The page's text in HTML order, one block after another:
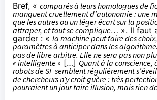
Bref, « comparés à leurs homologues de
manquent cruellement d’autonomie : une
que les autres ou un léger écart sur la
attraper, et tout se complique… ». Il faut
garder : « la machine peut faire des
paramètres à anticiper dans les
pas de libre arbitre. Elle ne sera pas non
« intelligente » […] Quant à la conscience,
robots de SF semblent régulièrement
de chercheurs n’y croit guère : très
pourraient un jour faire illusion, mais rien